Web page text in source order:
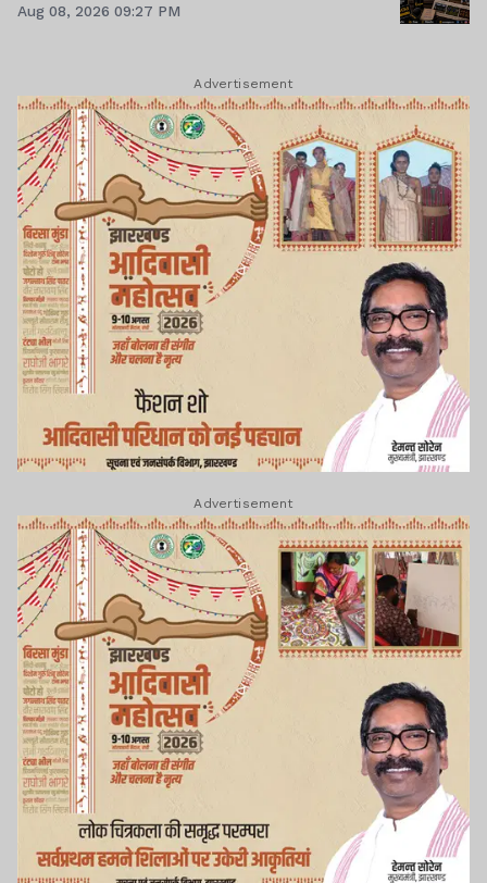
Aug 08, 2026 09:27 PM
Advertisement
Advertisement